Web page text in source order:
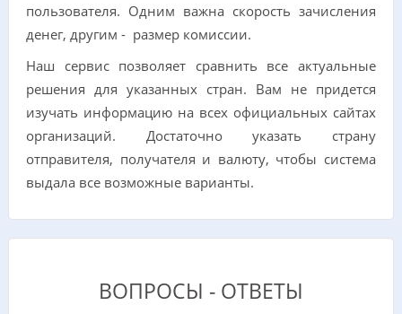
пользователя. Одним важна скорость зачисления
денег, другим - размер комиссии.
Наш сервис позволяет сравнить все актуальные
решения для указанных стран. Вам не придется
изучать информацию на всех официальных сайтах
организаций. Достаточно указать страну
отправителя, получателя и валюту, чтобы система
выдала все возможные варианты.
ВОПРОСЫ - ОТВЕТЫ